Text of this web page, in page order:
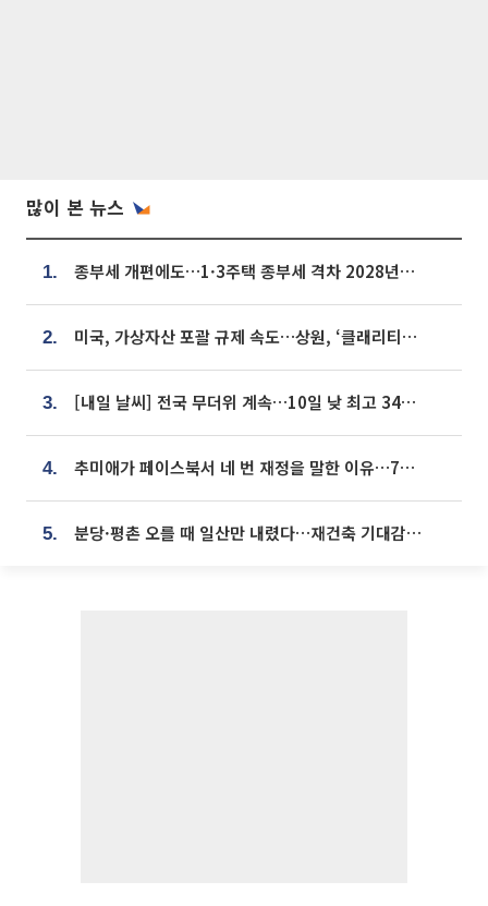
많이 본 뉴스
1. 종부세 개편에도…1·3주택 종부세 격차 2028년부터 확대
2. 미국, 가상자산 포괄 규제 속도…상원, ‘클래리티법’ 9월 절차투표 추진
3. [내일 날씨] 전국 무더위 계속…10일 낮 최고 34도 육박
4. 추미애가 페이스북서 네 번 재정을 말한 이유…7700억 추경 열쇠는 도의회에
5. 분당·평촌 오를 때 일산만 내렸다…재건축 기대감도 ‘무색’